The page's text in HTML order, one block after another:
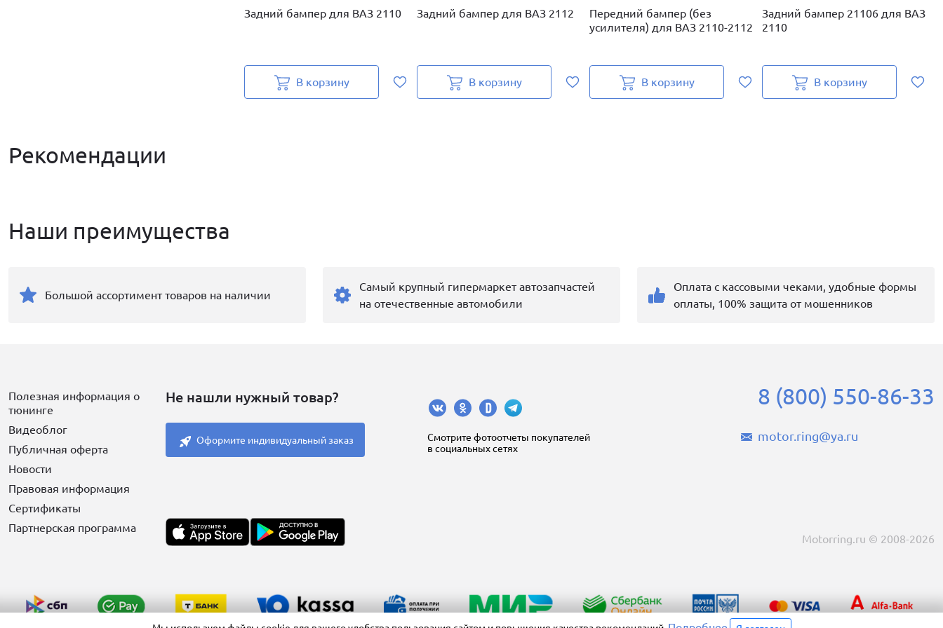
Задний бампер для ВАЗ 2110
В корзину
Задний бампер для ВАЗ 2112
В корзину
Передний бампер (без
усилителя) для ВАЗ 2110-2112
В корзину
Задний бампер 21106 для ВАЗ
2110
В корзину
Рекомендации
Наши преимущества
Большой ассортимент товаров на наличии
Самый крупный гипермаркет автозапчастей
на отечественные автомобили
Оплата с кассовыми чеками, удобные формы
оплаты, 100% защита от мошенников
Полезная информация о
тюнинге
Видеоблог
Публичная оферта
Новости
Правовая информация
Сертификаты
Партнерская программа
Не нашли нужный товар?
Оформите индивидуальный заказ
Cмотрите фотоотчеты покупателей
в социальных сетях
8 (800) 550-86-33
motor.ring@ya.ru
Motorring.ru © 2008-2026